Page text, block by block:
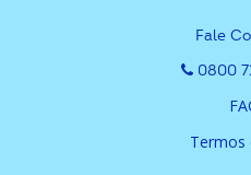
Fale
0800
Termos